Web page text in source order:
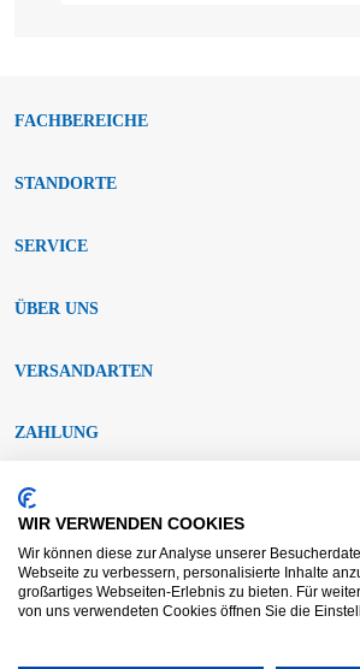
FACHBEREICHE
STANDORTE
SERVICE
ÜBER UNS
VERSANDARTEN
ZAHLUNG
SOCIAL MEDIA
WIR VERWENDEN COOKIES
Wir können diese zur Analyse unserer
Webseite zu verbessern, personalisierte Inhalte
großartiges Webseiten-Erlebnis zu bieten. Für
von uns verwendeten Cookies öffnen Sie die